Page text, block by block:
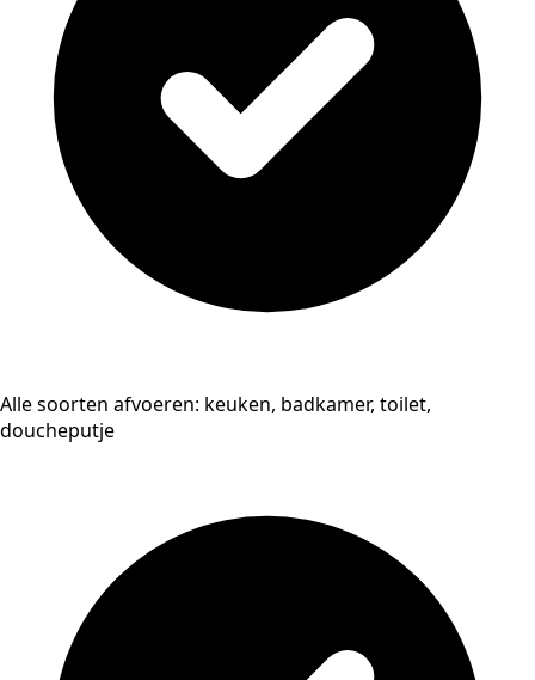
Alle soorten afvoeren: keuken, badkamer, toilet,
doucheputje